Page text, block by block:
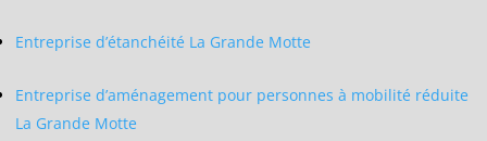
Entreprise d’étanchéité La Grande Motte
Entreprise d’aménagement pour personnes à mobilité réduite
La Grande Motte